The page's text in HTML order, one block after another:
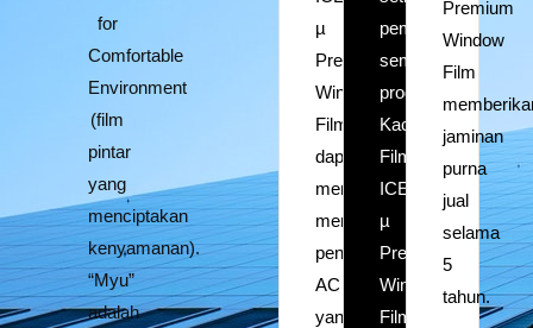
for
Comfortable
Environment
(film
pintar
yang
menciptakan
kenyamanan).
“Myu”
adalah
µ
Premium
Window
Film
dapat
membantu
mengurangi
penggunaan
AC
yang
pembelian
semua
produk
Kaca
Film
ICE-
µ
Premium
Window
Film.
Premium
Window
Film
jaminan
purna
jual
selama
5
tahun.